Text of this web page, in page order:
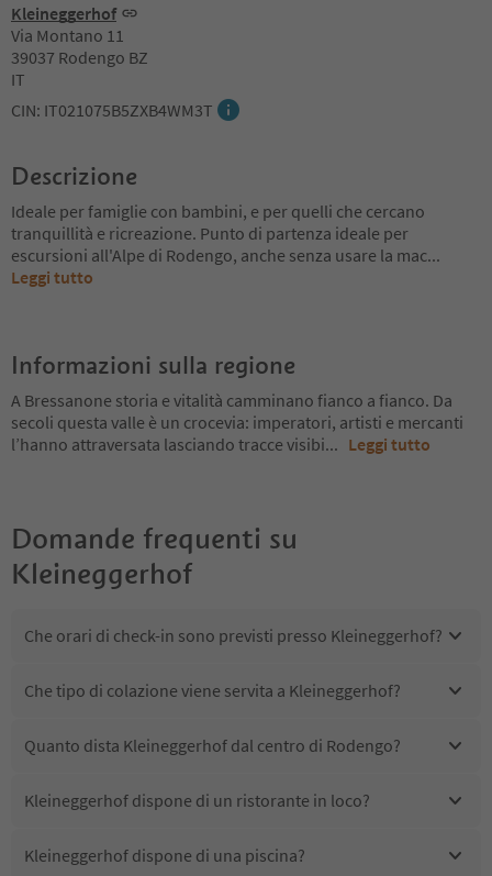
Kleineggerhof
Via Montano 11
39037 Rodengo BZ
IT
CIN: IT021075B5ZXB4WM3T
Descrizione
Ideale per famiglie con bambini, e per quelli che cercano
tranquillità e ricreazione. Punto di partenza ideale per
escursioni all'Alpe di Rodengo, anche senza usare la mac...
Leggi tutto
Informazioni sulla regione
A Bressanone storia e vitalità camminano fianco a fianco. Da
secoli questa valle è un crocevia: imperatori, artisti e mercanti
l’hanno attraversata lasciando tracce visibi... Leggi tutto
Domande frequenti su
Kleineggerhof
Che orari di check-in sono previsti presso Kleineggerhof?
Che tipo di colazione viene servita a Kleineggerhof?
Quanto dista Kleineggerhof dal centro di Rodengo?
Kleineggerhof dispone di un ristorante in loco?
Kleineggerhof dispone di una piscina?